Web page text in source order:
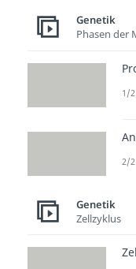
Genetik
Phasen der
1/
2/
Genetik
Zellzyklus